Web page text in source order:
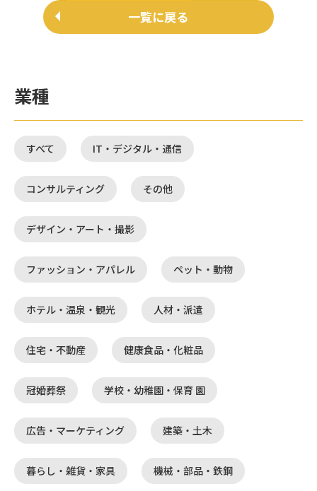
一覧に戻る
業種
すべて IT・デジタル・通信
コンサルティング その他
デザイン・アート・撮影
ファッション・アパレル ペット・動物
ホテル・温泉・観光 人材・派遣
住宅・不動産 健康食品・化粧品
冠婚葬祭 学校・幼稚園・保育 園
広告・マーケティング 建築・土木
暮らし・雑貨・家具 機械・部品・鉄鋼